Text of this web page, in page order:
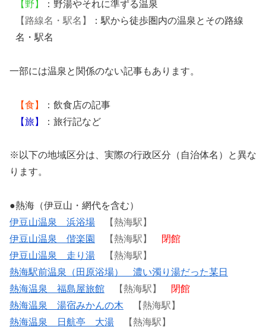
【野】
：野湯やそれに準ずる温泉
【路線名・駅名】
：駅から徒歩圏内の温泉とその路線
名・駅名
一部には温泉と関係のない記事もあります。
【食】
：飲食店の記事
【旅】
：旅行記など
※以下の地域区分は、実際の行政区分（自治体名）と異な
ります。
●熱海（伊豆山・網代を含む）
伊豆山温泉 浜浴場
【熱海駅】
伊豆山温泉 偕楽園
【熱海駅】
閉館
伊豆山温泉 走り湯
【熱海駅】
熱海駅前温泉（田原浴場） 濃い濁り湯だった某日
熱海温泉 福島屋旅館
【熱海駅】
閉館
熱海温泉 湯宿みかんの木
【熱海駅】
熱海温泉 日航亭 大湯
【熱海駅】